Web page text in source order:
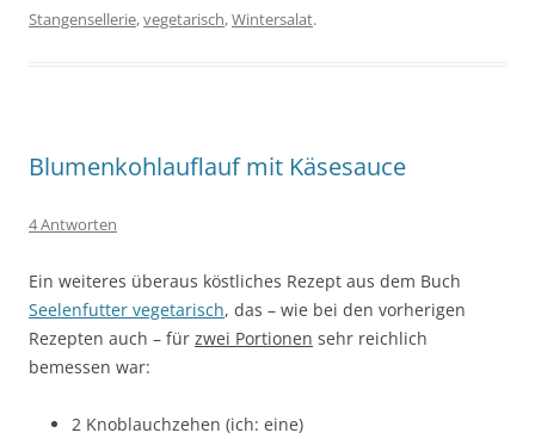
Stangensellerie,vegetarisch,Wintersalat.
Blumenkohlauflauf mit Käsesauce
4 Antworten
Ein weiteres überaus köstliches Rezept aus dem Buch
Seelenfutter vegetarisch, das – wie bei den vorherigen
Rezepten auch – für zwei Portionen sehr reichlich
bemessen war:
2 Knoblauchzehen (ich: eine)